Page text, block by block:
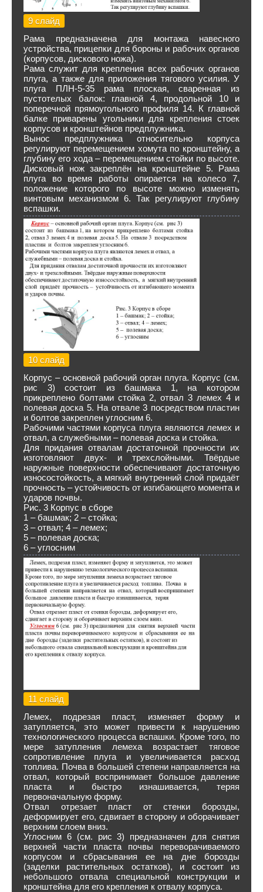
9 слайд
Рама предназначена для монтажа навесного
устройства, прицепки для бороны и рабочих органов
(корпусов, дискового ножа).
Рама служит для крепления всех рабочих органов
плуга, а также для приложения тягового усилия. У
плуга ПЛН-5-35 рама плоская, сваренная из
пустотелых балок: главной 4, продольной 10 и
поперечной прямоугольного профиля 14. К главной
балке приварены угольники для крепления стоек
корпусов и кронштейнов предплужника.
Вынос предплужника относительно корпуса
регулируют перемещением хомута по кронштейну, а
глубину его хода – перемещением стойки по высоте.
Дисковый нож закреплён на кронштейне 5. Рама
плуга во время работы опирается на колесо 7,
положение которого по высоте можно изменять
винтовым механизмом 6. Так регулируют глубину
вспашки.
10 слайд
Корпус – основной рабочий орган плуга. Корпус (см.
рис 3) состоит из башмака 1, на котором
прикреплено болтами стойка 2, отвал 3 лемех 4 и
полевая доска 5. На отвале 3 посредством пластин
и болтов закреплен углосним 6.
Рабочими частями корпуса плуга являются лемех и
отвал, а служебными – полевая доска и стойка.
Для придания отвалам достаточной прочности их
изготовляют двух- и трехслойными. Твёрдые
наружные поверхности обеспечивают достаточную
износостойкость, а мягкий внутренний слой придаёт
прочность – устойчивость от изгибающего момента и
ударов почвы.
Рис. 3 Корпус в сборе
1 – башмак; 2 – стойка;
3 – отвал; 4 – лемех;
5 – полевая доска;
6 – углосним
11 слайд
Лемех, подрезая пласт, изменяет форму и
затупляется, это может привести к нарушению
технологического процесса вспашки. Кроме того, по
мере затупления лемеха возрастает тяговое
сопротивление плуга и увеличивается расход
топлива. Почва в большей степени направляется на
отвал, который воспринимает большое давление
пласта и быстро изнашивается, теряя
первоначальную форму.
Отвал отрезает пласт от стенки борозды,
деформирует его, сдвигает в сторону и оборачивает
верхним слоем вниз.
Углосним 6 (см. рис 3) предназначен для снятия
верхней части пласта почвы переворачиваемого
корпусом и сбрасывания ее на дне борозды
(заделки растительных остатков), и состоит из
небольшого отвала специальной конструкции и
кронштейна для его крепления к отвалу корпуса.